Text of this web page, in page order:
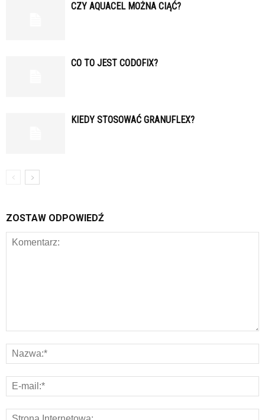
CZY AQUACEL MOŻNA CIĄĆ?
CO TO JEST CODOFIX?
KIEDY STOSOWAĆ GRANUFLEX?
ZOSTAW ODPOWIEDŹ